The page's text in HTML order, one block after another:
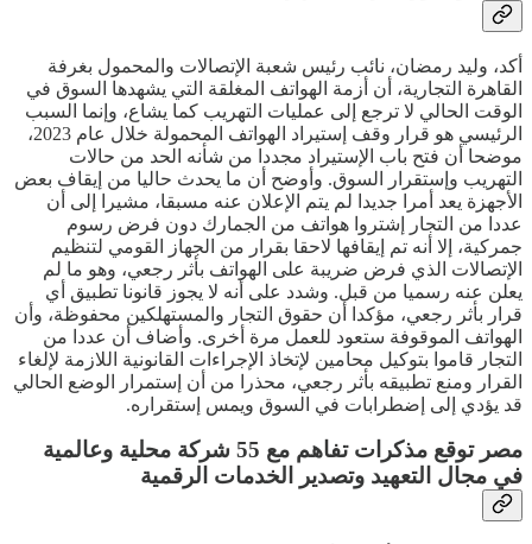
أكد، وليد رمضان، نائب رئيس شعبة الإتصالات والمحمول بغرفة
القاهرة التجارية، أن أزمة الهواتف المغلقة التي يشهدها السوق في
الوقت الحالي لا ترجع إلى عمليات التهريب كما يشاع، وإنما السبب
الرئيسي هو قرار وقف إستيراد الهواتف المحمولة خلال عام 2023،
موضحا أن فتح باب الإستيراد مجددا من شأنه الحد من حالات
التهريب وإستقرار السوق. وأوضح أن ما يحدث حاليا من إيقاف بعض
الأجهزة يعد أمرا جديدا لم يتم الإعلان عنه مسبقا، مشيرا إلى أن
عددا من التجار إشتروا هواتف من الجمارك دون فرض رسوم
جمركية، إلا أنه تم إيقافها لاحقا بقرار من الجهاز القومي لتنظيم
الإتصالات الذي فرض ضريبة على الهواتف بأثر رجعي، وهو ما لم
يعلن عنه رسميا من قبل. وشدد على أنه لا يجوز قانونا تطبيق أي
قرار بأثر رجعي، مؤكدا أن حقوق التجار والمستهلكين محفوظة، وأن
الهواتف الموقوفة ستعود للعمل مرة أخرى. وأضاف أن عددا من
التجار قاموا بتوكيل محامين لإتخاذ الإجراءات القانونية اللازمة لإلغاء
القرار ومنع تطبيقه بأثر رجعي، محذرا من أن إستمرار الوضع الحالي
قد يؤدي إلى إضطرابات في السوق ويمس إستقراره.
مصر توقع مذكرات تفاهم مع 55 شركة محلية وعالمية
في مجال التعهيد وتصدير الخدمات الرقمية